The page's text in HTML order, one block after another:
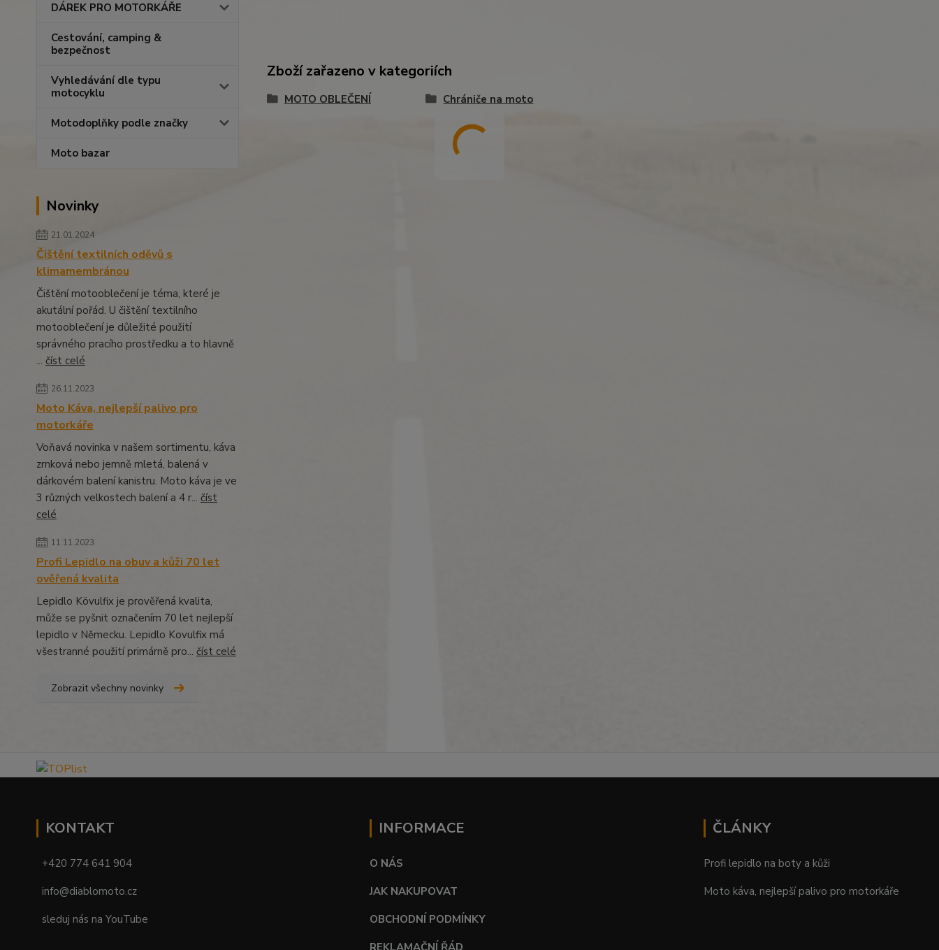
DÁREK PRO MOTORKÁŘE
Cestování, camping &
bezpečnost
Vyhledávání dle typu
motocyklu
Motodoplňky podle značky
Moto bazar
Novinky
21.01.2024
Čištění textilních oděvů s
klimamembránou
Čištění motooblečení je téma, které je
akutální pořád. U čištění textilního
motooblečení je důležité použití
správného pracího prostředku a to hlavně
... číst celé
26.11.2023
Moto Káva, nejlepší palivo pro
motorkáře
Voňavá novinka v našem sortimentu, káva
zrnková nebo jemně mletá, balená v
dárkovém balení kanistru. Moto káva je ve
3 různých velkostech balení a 4 r... číst
celé
11.11.2023
Profi Lepidlo na obuv a kůži 70 let
ověřená kvalita
Lepidlo Kövulfix je prověřená kvalita,
může se pyšnit označením 70 let nejlepší
lepidlo v Německu. Lepidlo Kovulfix má
všestranné použití primárně pro... číst celé
Zobrazit všechny novinky
Zboží zařazeno v kategoriích
MOTO OBLEČENÍ Chrániče na moto
KONTAKT
+420 774 641 904
info@diablomoto.cz
sleduj nás na YouTube
INFORMACE
O NÁS
JAK NAKUPOVAT
OBCHODNÍ PODMÍNKY
ČLÁNKY
Profi lepidlo na boty a kůži
Moto káva, nejlepší palivo pro motorkáře